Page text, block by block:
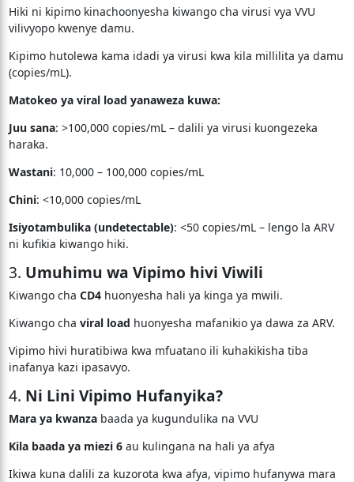
Hiki ni kipimo kinachoonyesha kiwango cha virusi vya VVU
vilivyopo kwenye damu.
Kipimo hutolewa kama idadi ya virusi kwa kila millilita ya damu
(copies/mL).
Matokeo ya viral load yanaweza kuwa:
Juu sana: >100,000 copies/mL – dalili ya virusi kuongezeka
haraka.
Wastani: 10,000 – 100,000 copies/mL
Chini: <10,000 copies/mL
Isiyotambulika (undetectable): <50 copies/mL – lengo la ARV
ni kufikia kiwango hiki.
3. Umuhimu wa Vipimo hivi Viwili
Kiwango cha CD4huonyesha hali ya kinga ya mwili.
Kiwango cha viral load huonyesha mafanikio ya dawa za ARV.
Vipimo hivi huratibiwa kwa mfuatano ili kuhakikisha tiba
inafanya kazi ipasavyo.
4. Ni Lini Vipimo Hufanyika?
Mara ya kwanzabaada ya kugundulika na VVU
Kila baada ya miezi 6au kulingana na hali ya afya
Ikiwa kuna dalili za kuzorota kwa afya, vipimo hufanywa mara